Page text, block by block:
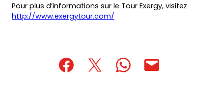
Pour plus d’informations sur le Tour Exergy, visitez
http://www.exergytour.com/
(opens(opens(opens(opens
(opens